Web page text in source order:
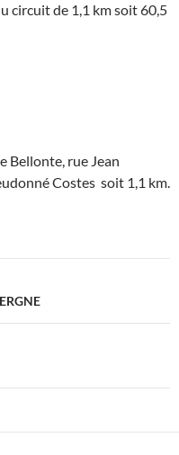
circuit de 1,1 km soit 60,5
Bellonte, rue Jean
Costes soit 1,1 km.